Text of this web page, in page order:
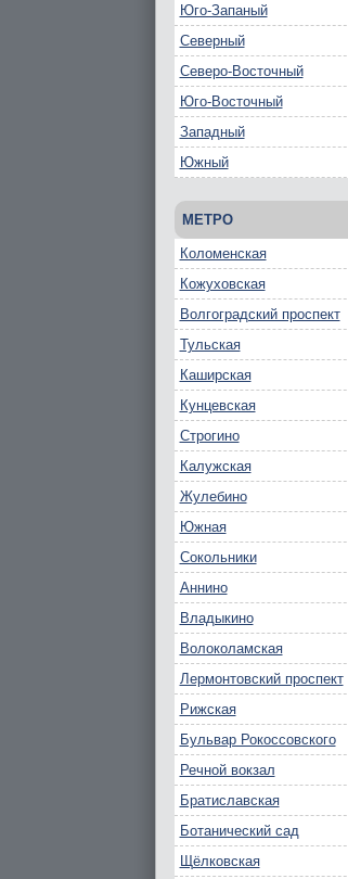
Юго-Запаный
Северный
Северо-Восточный
Юго-Восточный
Западный
Южный
МЕТРО
Коломенская
Кожуховская
Волгоградский проспект
Тульская
Каширская
Кунцевская
Строгино
Калужская
Жулебино
Южная
Сокольники
Аннино
Владыкино
Волоколамская
Лермонтовский проспект
Рижская
Бульвар Рокоссовского
Речной вокзал
Братиславская
Ботанический сад
Щёлковская